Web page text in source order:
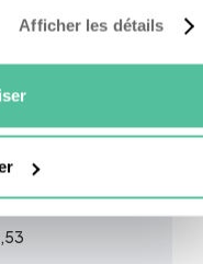
Afficher les détails